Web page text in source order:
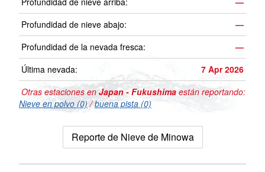
Profundidad de nieve abajo:
—
Profundidad de la nevada fresca:
—
Última nevada:
7 Apr 2026
Otras estaciones enJapan - Fukushima están reportando:
Nieve en polvo (0)/buena pista (0)
Reporte de Nieve de Minowa